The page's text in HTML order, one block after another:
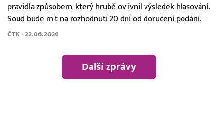
pravidla způsobem, který hrubě ovlivnil výsledek hlasování.
Soud bude mít na rozhodnutí 20 dní od doručení podání.
ČTK - 22.06.2024
Další zprávy